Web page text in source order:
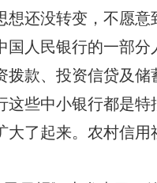
想还没转变，不愿
国人民银行的一部
拨款、投资信贷及
这些中小银行都是
大了起来。农村信